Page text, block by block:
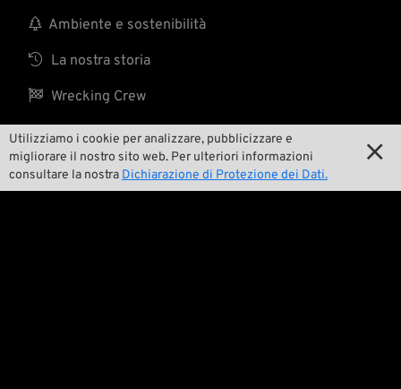
Utilizziamo i cookie per analizzare, pubblicizzare e
migliorare il nostro sito web. Per ulteriori informazioni
consultare la nostra Dichiarazione di Protezione dei Dati.

 Ambiente e sostenibilità
 La nostra storia
 Wrecking Crew
Pan-O-Rama